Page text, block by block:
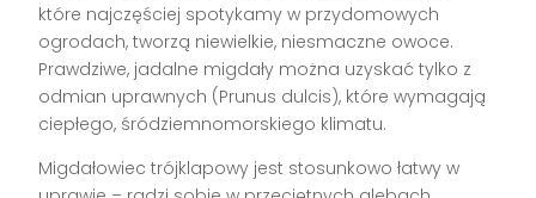
które najczęściej spotykamy w przydomowych
ogrodach, tworzą niewielkie, niesmaczne owoce.
Prawdziwe, jadalne migdały można uzyskać tylko z
odmian uprawnych (Prunus dulcis), które wymagają
ciepłego, śródziemnomorskiego klimatu.
Migdałowiec trójklapowy jest stosunkowo łatwy w